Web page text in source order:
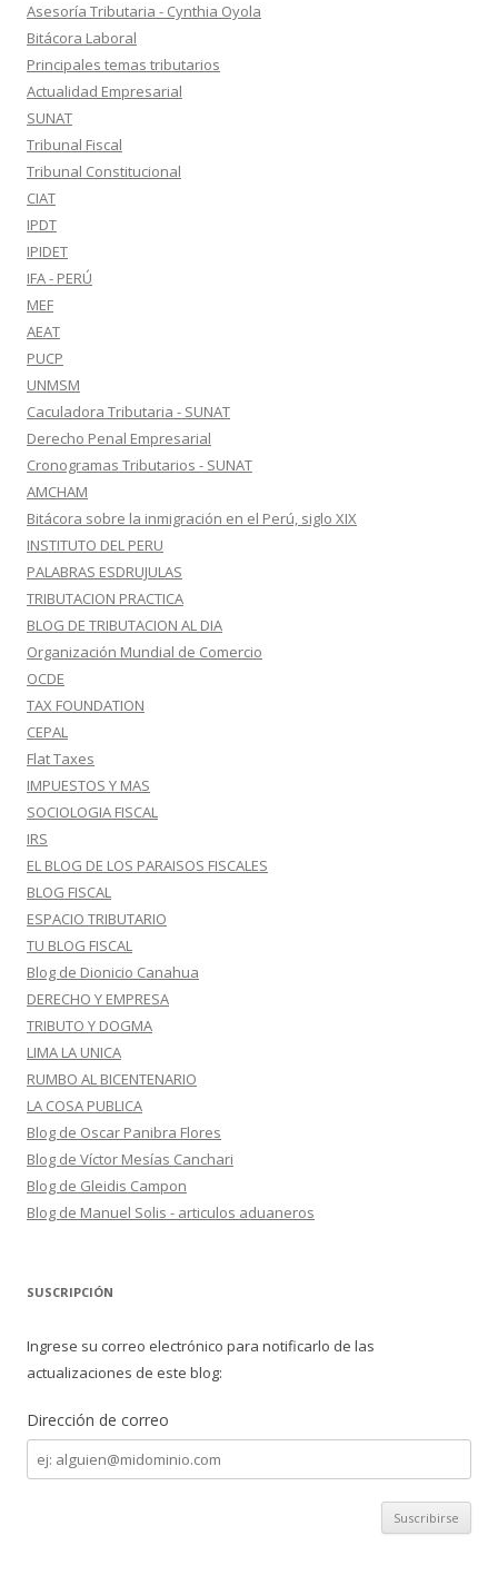
Asesoría Tributaria - Cynthia Oyola
Bitácora Laboral
Principales temas tributarios
Actualidad Empresarial
SUNAT
Tribunal Fiscal
Tribunal Constitucional
CIAT
IPDT
IPIDET
IFA - PERÚ
MEF
AEAT
PUCP
UNMSM
Caculadora Tributaria - SUNAT
Derecho Penal Empresarial
Cronogramas Tributarios - SUNAT
AMCHAM
Bitácora sobre la inmigración en el Perú, siglo XIX
INSTITUTO DEL PERU
PALABRAS ESDRUJULAS
TRIBUTACION PRACTICA
BLOG DE TRIBUTACION AL DIA
Organización Mundial de Comercio
OCDE
TAX FOUNDATION
CEPAL
Flat Taxes
IMPUESTOS Y MAS
SOCIOLOGIA FISCAL
IRS
EL BLOG DE LOS PARAISOS FISCALES
BLOG FISCAL
ESPACIO TRIBUTARIO
TU BLOG FISCAL
Blog de Dionicio Canahua
DERECHO Y EMPRESA
TRIBUTO Y DOGMA
LIMA LA UNICA
RUMBO AL BICENTENARIO
LA COSA PUBLICA
Blog de Oscar Panibra Flores
Blog de Víctor Mesías Canchari
Blog de Gleidis Campon
Blog de Manuel Solis - articulos aduaneros
SUSCRIPCIÓN
Ingrese su correo electrónico para notificarlo de las
actualizaciones de este blog:
Dirección de correo
Dirección
de
correo